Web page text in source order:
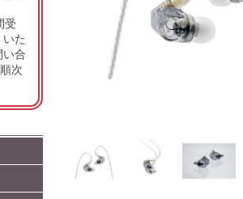
受
た
い合
次